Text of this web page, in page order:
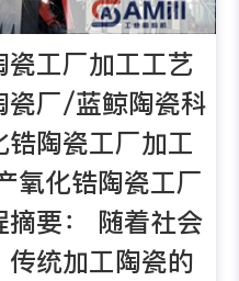
工厂加工工艺
瓷厂/蓝鲸陶瓷科
陶瓷工厂加工
氧化锆陶瓷工厂
摘要： 随着社会
统加工陶瓷的